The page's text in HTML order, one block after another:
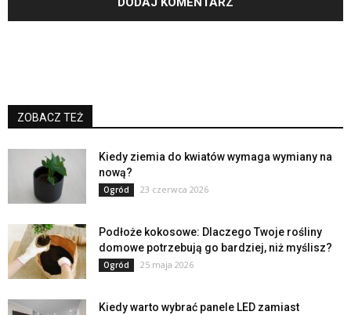
ZOBACZ TEŻ
Kiedy ziemia do kwiatów wymaga wymiany na
nową?
Ogród 23 czerwca 2026
Podłoże kokosowe: Dlaczego Twoje rośliny
domowe potrzebują go bardziej, niż myślisz?
Ogród 25 maja 2026
Kiedy warto wybrać panele LED zamiast